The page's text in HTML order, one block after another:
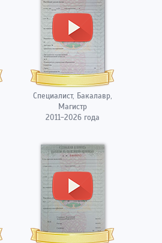
Специалист, Бакалавр,
Магистр
2011-2026 года